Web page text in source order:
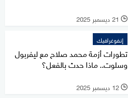
l 21 ديسمبر 2025
إنفوغرافيك
تطورات أزمة محمد صلاح مع ليفربول
وسلوت.. ماذا حدث بالفعل؟
l 12 ديسمبر 2025